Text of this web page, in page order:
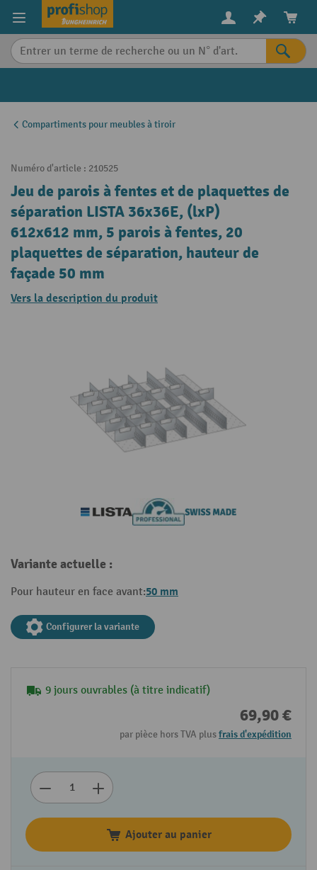
content
Compartiments pour meubles à tiroir
Numéro d'article : 210525
Jeu de parois à fentes et de plaquettes de
séparation LISTA 36x36E, (lxP)
612x612 mm, 5 parois à fentes, 20
plaquettes de séparation, hauteur de
façade 50 mm
Vers la description du produit
Variante actuelle :
Pour hauteur en face avant:50 mm
Configurer la variante
9 jours ouvrables (à titre indicatif)
69,90 €
par pièce hors TVA plusfrais d'expédition
Ajouter au panier